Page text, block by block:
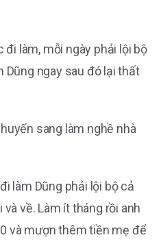
đi làm, mỗi ngày phải lội bộ
Dũng ngay sau đó lại thất
sang làm nghề nhà
làm Dũng phải lội bộ cả
về. Làm ít tháng rồi anh
và mượn thêm tiền mẹ để